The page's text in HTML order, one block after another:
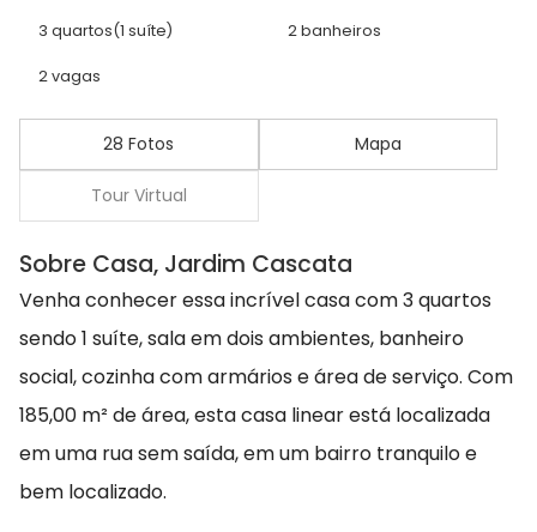
3 quartos(1 suíte) 2 banheiros
2 vagas
28 Fotos Mapa
Tour Virtual
Sobre Casa, Jardim Cascata
Venha conhecer essa incrível casa com 3 quartos
sendo 1 suíte, sala em dois ambientes, banheiro
social, cozinha com armários e área de serviço. Com
185,00 m² de área, esta casa linear está localizada
em uma rua sem saída, em um bairro tranquilo e
bem localizado.